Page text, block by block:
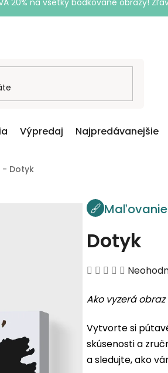
20% na všetky bodkované obrazy!
Výpredaj Najpredávanejšie
Dotyk
Dotyk
0,0
z
5
Ako vyzerá obraz
Vytvorte si
skúsenosti a
a sledujte, ako